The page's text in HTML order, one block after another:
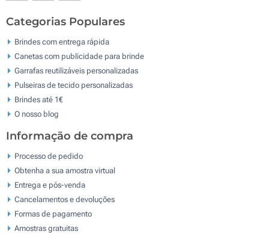
Categorias Populares
Brindes com entrega rápida
Canetas com publicidade para brinde
Garrafas reutilizáveis personalizadas
Pulseiras de tecido personalizadas
Brindes até 1€
O nosso blog
Informação de compra
Processo de pedido
Obtenha a sua amostra virtual
Entrega e pós-venda
Cancelamentos e devoluções
Formas de pagamento
Amostras gratuitas